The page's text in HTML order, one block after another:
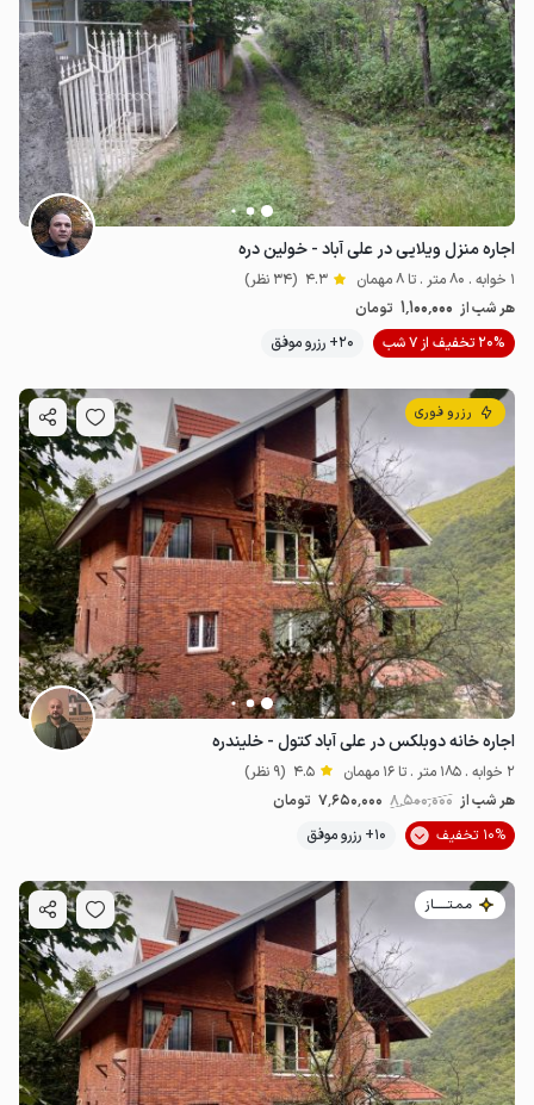
3میلیون ت 5
اجاره منزل ویلایی در علی آباد - خولین دره
1 خوابه . 80 متر . تا 8 مهمان 4.3 (34 نظر)
هر شب از 1٬100٬000 تومان
20% تخفیف از 7 شب
20+ رزرو موفق
رزرو فوری
اجاره خانه دوبلکس در علی آباد کتول - خلیندره
2 خوابه . 185 متر . تا 16 مهمان 4.5 (9 نظر)
هر شب از 8٬500٬000 7٬650٬000 تومان
10% تخفیف
10+ رزرو موفق
مـمـتــــــاز